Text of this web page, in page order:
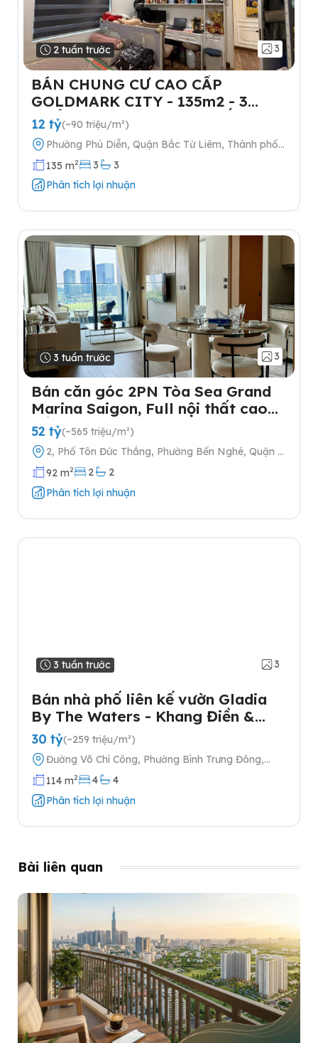
2 tuần trước 3
BÁN CHUNG CƯ CAO CẤP
GOLDMARK CITY - 135m2 - 3
NGỦ-TẶNG FULL NỘI THẤT- 2
SLOT Ô TÔ
12 tỷ(~90 triệu/m²)
Phường Phú Diễn, Quận Bắc Từ Liêm, Thành phố
Hà Nội
135 m2 3
3
Phân tích lợi nhuận
3 tuần trước 3
Bán căn góc 2PN Tòa Sea Grand
Marina Saigon, Full nội thất cao
cấp
52 tỷ(~565 triệu/m²)
2, Phố Tôn Đức Thắng, Phường Bến Nghé, Quận 1,
Thành phố Hồ Chí Minh
92 m2 2
2
Phân tích lợi nhuận
3 tuần trước 3
Bán nhà phố liên kế vườn Gladia
By The Waters - Khang Điền &
Keppel tại Quận 2
30 tỷ(~259 triệu/m²)
Đường Võ Chí Công, Phường Bình Trưng Đông,
Quận 2, Thành phố Hồ Chí Minh
114 m2 4
4
Phân tích lợi nhuận
Bài liên quan